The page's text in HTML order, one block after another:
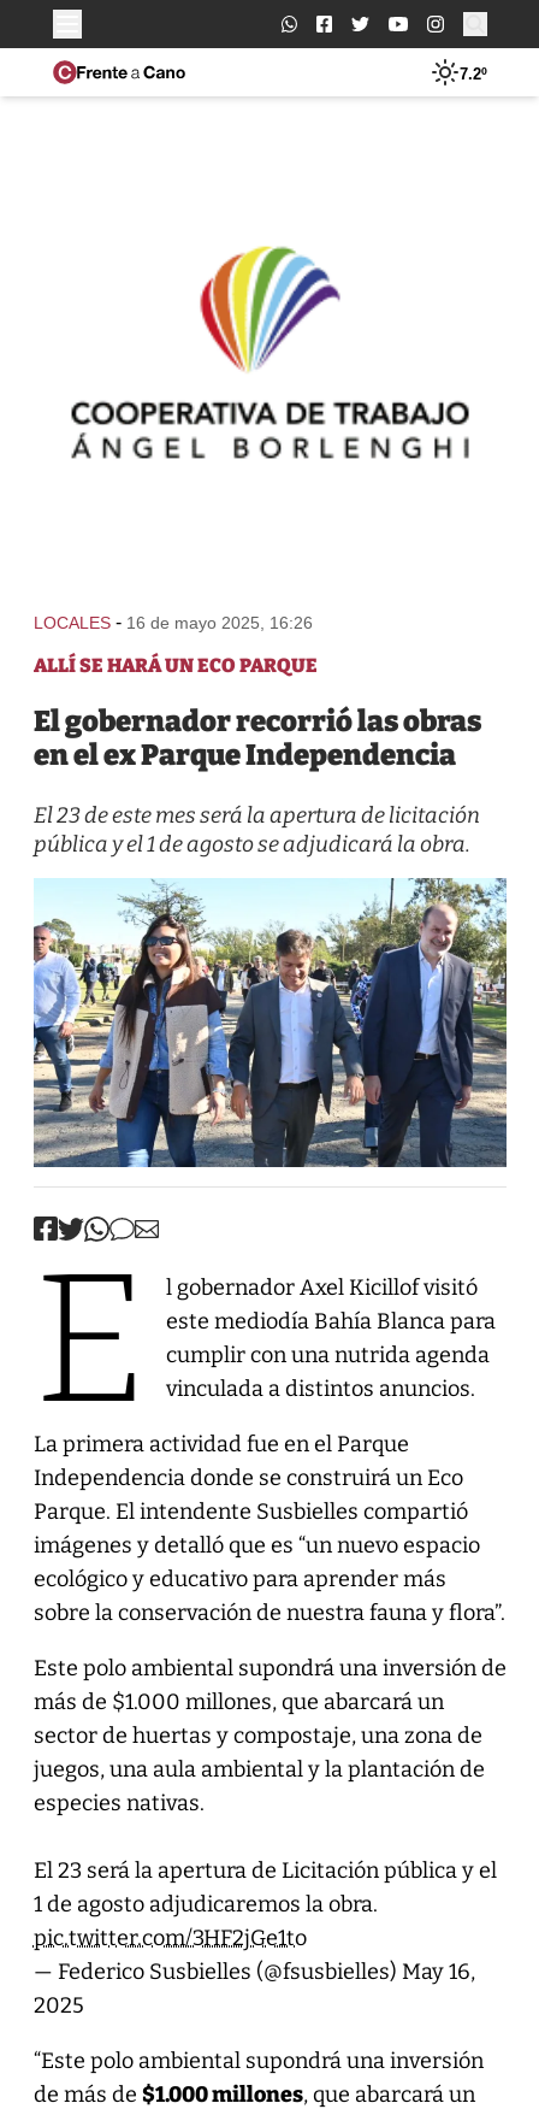
Buscar:
7.2º
LOCALES - 16 de mayo 2025, 16:26
ALLÍ SE HARÁ UN ECO PARQUE
El gobernador recorrió las obras
en el ex Parque Independencia
El 23 de este mes será la apertura de licitación
pública y el 1 de agosto se adjudicará la obra.
E
l gobernador Axel Kicillof visitó
este mediodía Bahía Blanca para
cumplir con una nutrida agenda
vinculada a distintos anuncios.
La primera actividad fue en el Parque
Independencia donde se construirá un Eco
Parque. El intendente Susbielles compartió
imágenes y detalló que es “un nuevo espacio
ecológico y educativo para aprender más
sobre la conservación de nuestra fauna y flora”.
Este polo ambiental supondrá una inversión de
más de $1.000 millones, que abarcará un
sector de huertas y compostaje, una zona de
juegos, una aula ambiental y la plantación de
especies nativas.
El 23 será la apertura de Licitación pública y el
1 de agosto adjudicaremos la obra.
pic.twitter.com/3HF2jGe1to
— Federico Susbielles (@fsusbielles) May 16,
2025
“Este polo ambiental supondrá una inversión
de más de $1.000 millones, que abarcará un